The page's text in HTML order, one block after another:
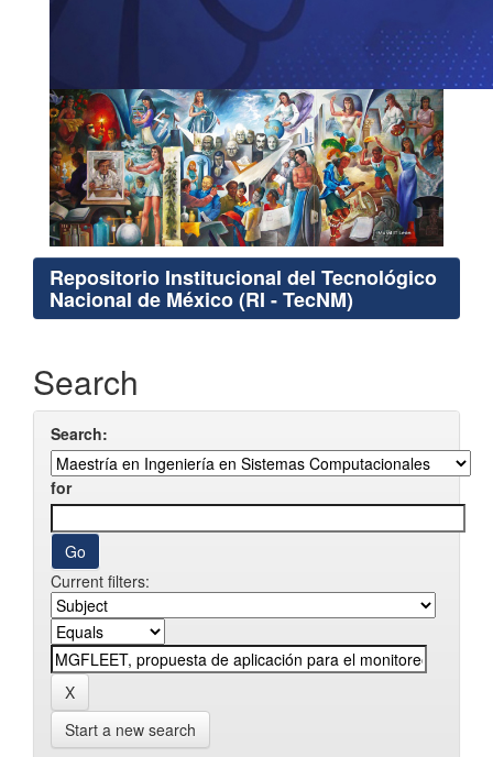
Repositorio Institucional del Tecnológico
Nacional de México (RI - TecNM)
Search
Search:
for
Current filters:
Start a new search